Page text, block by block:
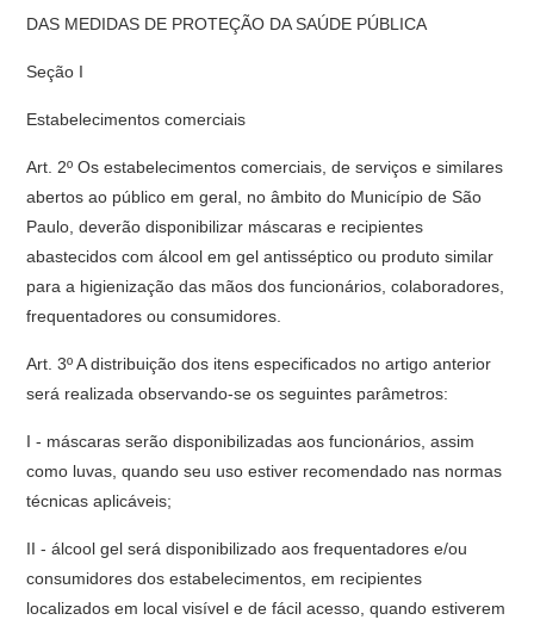
DAS MEDIDAS DE PROTEÇÃO DA SAÚDE PÚBLICA
Seção I
Estabelecimentos comerciais
Art. 2º Os estabelecimentos comerciais, de serviços e similares
abertos ao público em geral, no âmbito do Município de São
Paulo, deverão disponibilizar máscaras e recipientes
abastecidos com álcool em gel antisséptico ou produto similar
para a higienização das mãos dos funcionários, colaboradores,
frequentadores ou consumidores.
Art. 3º A distribuição dos itens especificados no artigo anterior
será realizada observando-se os seguintes parâmetros:
I - máscaras serão disponibilizadas aos funcionários, assim
como luvas, quando seu uso estiver recomendado nas normas
técnicas aplicáveis;
II - álcool gel será disponibilizado aos frequentadores e/ou
consumidores dos estabelecimentos, em recipientes
localizados em local visível e de fácil acesso, quando estiverem